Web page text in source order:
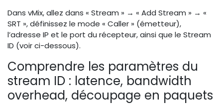
Dans vMix, allez dans « Stream » → « Add Stream » → «
SRT », définissez le mode « Caller » (émetteur),
l’adresse IP et le port du récepteur, ainsi que le Stream
ID (voir ci-dessous).
Comprendre les paramètres du
stream ID : latence, bandwidth
overhead, découpage en paquets